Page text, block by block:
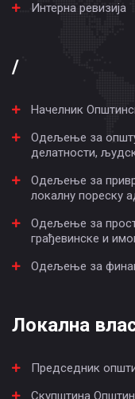
Интерна ревизија
/
Начелник
Одељење за општу
делатности,
Одељење за
локалну пореску
Одељење за
грађевинске и
Одељење за
Локална
Председник
Скупштина